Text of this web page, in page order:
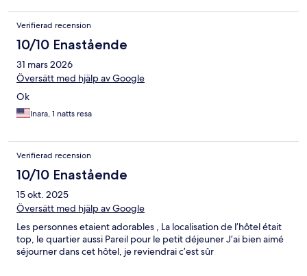
Verifierad recension
10/10 Enastående
31 mars 2026
Översätt med hjälp av Google
Ok
Inara, 1 natts resa
Verifierad recension
10/10 Enastående
15 okt. 2025
Översätt med hjälp av Google
Les personnes etaient adorables , La localisation de l’hôtel était
top, le quartier aussi Pareil pour le petit déjeuner J’ai bien aimé
séjourner dans cet hôtel, je reviendrai c’est sûr